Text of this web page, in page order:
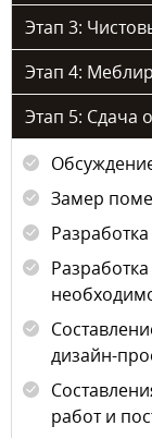
Этап 3:
Этап 4:
Этап 5: Сдача
Замер
дизайн-
работ и